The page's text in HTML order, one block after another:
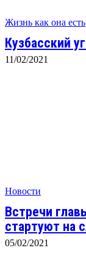
Жизнь как она есть
Кузбасский
11/02/2021
Новости
Встречи
стартуют на
05/02/2021